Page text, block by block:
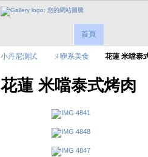
首頁
小丹尼測試 ㄡ咿系美食 花蓮 米噹泰
花蓮 米噹泰式烤肉